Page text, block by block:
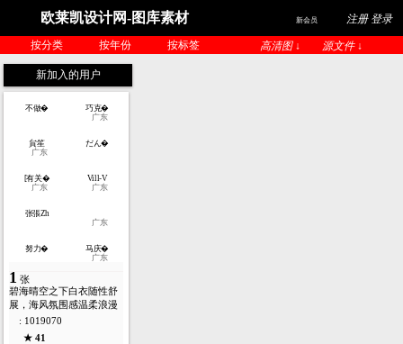
欧莱凯设计网-图库素材 新会员 注册 登录
按分类 按年份 按标签 高清图 ↓ 源文件 ↓
新加入的用户
不做�
巧克�
广东
貟笙
广东
だん�
[有关�
广东
Vill-V
广东
张張Zh
广东
努力�
马庆�
广东
1 张
碧海晴空之下白衣随性舒
展，海风氛围感温柔浪漫
: 1019070
★ 41